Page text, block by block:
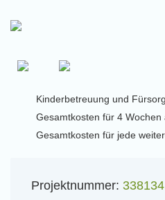
Kinderbetreuung und
Gesamtkosten für 4 Wochen
Gesamtkosten für jede
Projektnummer: 338134